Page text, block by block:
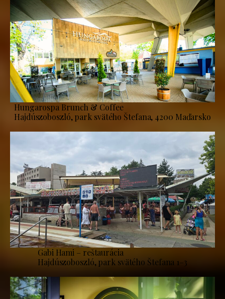
Hungarospa Brunch & Coffee
Hajdúszoboszló, park svätého Štefana, 4200 Maďarsko
Gabi Hami – reštaurácia
Hajdúszoboszló, park svätého Štefana 1–3